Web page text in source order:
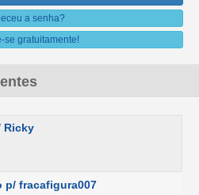
a senha?
se gratuitamente!
Ricky
p/ fracafigura007